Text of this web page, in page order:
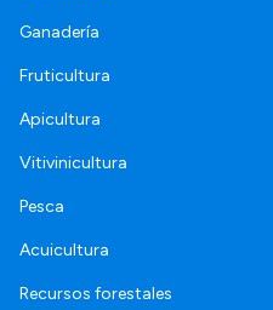
Ganadería
Fruticultura
Apicultura
Vitivinicultura
Pesca
Acuicultura
Recursos forestales